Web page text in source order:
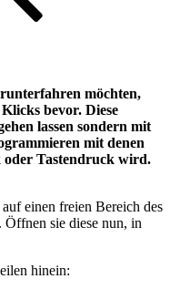
möchten,
bevor. Diese
lassen sondern mit
mit denen
Tastendruck wird.
einen freien Bereich des
. Öffnen sie diese nun, in
hinein: